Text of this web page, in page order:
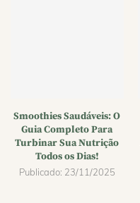
Smoothies Saudáveis: O
Guia Completo Para
Turbinar Sua Nutrição
Todos os Dias!
Publicado: 23/11/2025